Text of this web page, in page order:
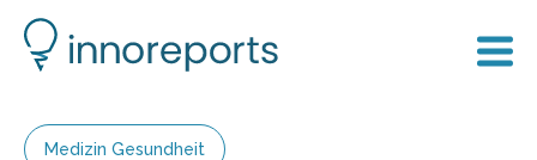
Medizin Gesundheit